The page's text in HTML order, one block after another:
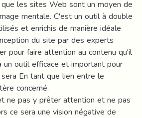
que les sites Web sont un moyen de
mentale. C'est un outil à double
et enrichis de manière idéale
du site par des experts
pour faire attention au contenu qu'il
un outil efficace et important pour
En tant que lien entre le
concerné.
ne pas y prêter attention et ne pas
ce sera une vision négative de